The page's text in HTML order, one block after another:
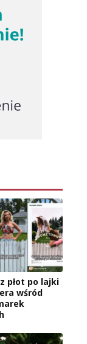
płot po lajki
wśród